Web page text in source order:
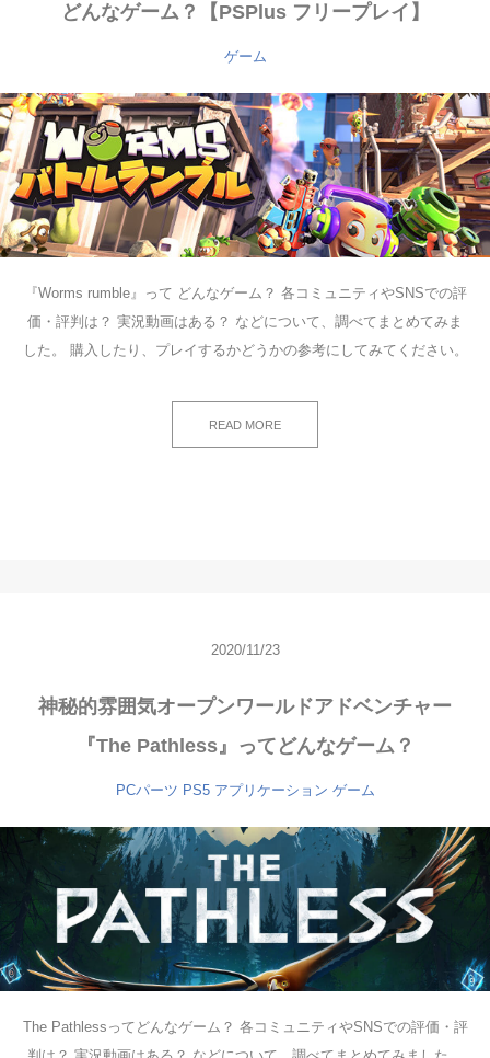
どんなゲーム？【PSPlus フリープレイ】
ゲーム
『Worms rumble』って どんなゲーム？ 各コミュニティやSNSでの評
価・評判は？ 実況動画はある？ などについて、調べてまとめてみま
した。 購入したり、プレイするかどうかの参考にしてみてください。
READ MORE
2020/11/23
神秘的雰囲気オープンワールドアドベンチャー
『The Pathless』ってどんなゲーム？
PCパーツ PS5 アプリケーション ゲーム
The Pathlessってどんなゲーム？ 各コミュニティやSNSでの評価・評